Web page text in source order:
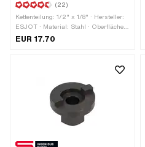
(22)
Kettenteilung: 1/2" x 1/8" · Hersteller:
ESJOT · Material: Stahl · Oberfläche:
gehärtet · Farbe: silber · Gewindeart:
EUR 17.70